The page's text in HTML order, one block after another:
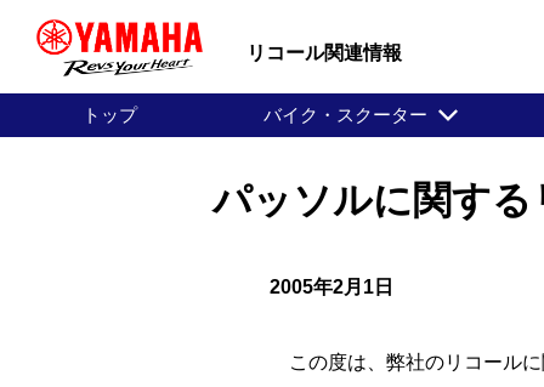
リコール関連情報
トップ バイク・スクーター
パッソルに関する
2005年2月1日
この度は、弊社のリコール